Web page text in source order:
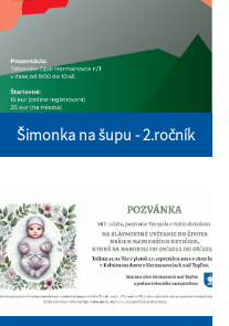
Šimonka na šupu - 2.ročník